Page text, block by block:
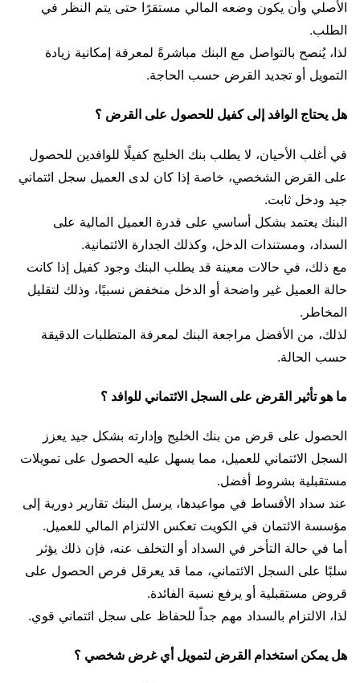
الأصلي وأن يكون وضعه المالي مستقرًا حتى يتم النظر في
الطلب.
لذا، يُنصح بالتواصل مع البنك مباشرةً لمعرفة إمكانية زيادة
التمويل أو تجديد القرض حسب الحاجة.
هل يحتاج الوافد إلى كفيل للحصول على القرض ؟
في أغلب الأحيان، لا يطلب بنك الخليج كفيلًا للوافدين للحصول
على القرض الشخصي، خاصة إذا كان لدى العميل سجل ائتماني
جيد ودخل ثابت.
البنك يعتمد بشكل أساسي على قدرة العميل المالية على
السداد، ومستندات الدخل، وكذلك الجدارة الائتمانية.
مع ذلك، في حالات معينة قد يطلب البنك وجود كفيل إذا كانت
حالة العميل غير واضحة أو الدخل منخفض نسبيًا، وذلك لتقليل
المخاطر.
لذلك، من الأفضل مراجعة البنك لمعرفة المتطلبات الدقيقة
حسب الحالة.
ما هو تأثير القرض على السجل الائتماني للوافد ؟
الحصول على قرض من بنك الخليج وإدارته بشكل جيد يعزز
السجل الائتماني للعميل، مما يسهل عليه الحصول على تمويلات
مستقبلية بشروط أفضل.
عند سداد الأقساط في مواعيدها، يرسل البنك تقارير دورية إلى
مؤسسة الائتمان في الكويت تعكس الالتزام المالي للعميل.
أما في حالة التأخر في السداد أو التخلف عنه، فإن ذلك يؤثر
سلبًا على السجل الائتماني، مما قد يعرقل فرص الحصول على
قروض مستقبلية أو يرفع نسبة الفائدة.
لذا، الالتزام بالسداد مهم جداً للحفاظ على سجل ائتماني قوي.
هل يمكن استخدام القرض لتمويل أي غرض شخصي ؟